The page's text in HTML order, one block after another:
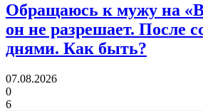
Обращаюсь к мужу на
он не разрешает. После
днями. Как быть?
07.08.2026
0
6